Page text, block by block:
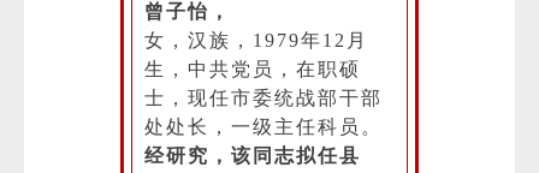
曾子怡，
女，汉族，1979年12月
生，中共党员，在职硕
士，现任市委统战部干部
处处长，一级主任科员。
经研究，该同志拟任县